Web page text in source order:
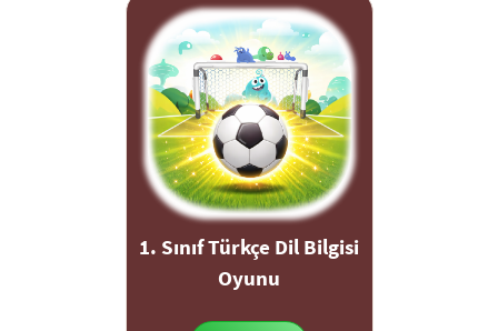
1. Sınıf Türkçe Dil Bilgisi
Oyunu